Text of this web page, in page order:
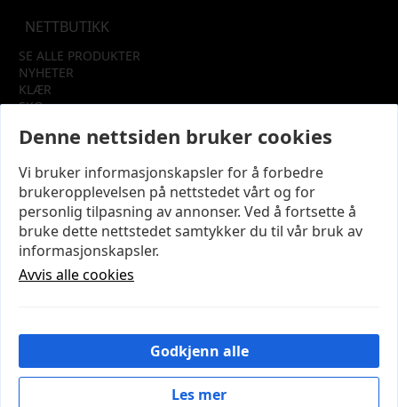
NETTBUTIKK
SE ALLE PRODUKTER
NYHETER
KLÆR
SKO
SALG
INFORMASJON
KUNDEKLUBB
KONTAKT OSS
KJØPSVILKÅR OG BETINGELSER
PERSONVERN
© 2026 NYE MODENA – Utviklet og designet avIT-
Sentralen AS
Denne nettsiden bruker cookies
Vi bruker informasjonskapsler for å forbedre
brukeropplevelsen på nettstedet vårt og for
personlig tilpasning av annonser. Ved å fortsette å
bruke dette nettstedet samtykker du til vår bruk av
informasjonskapsler.
Avvis alle cookies
Les mer
Godkjenn alle